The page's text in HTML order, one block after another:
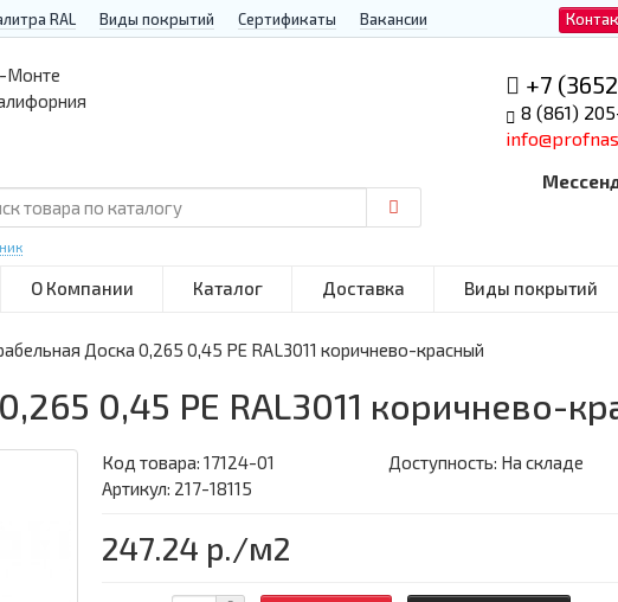
RAL Виды покрытий Сертификаты Вакансии
+7
8 (861)
Монте
О Компании Каталог Доставка Виды покрытий
Доска 0,265 0,45 PE RAL3011 коричнево-красный
0,45 PE RAL3011 коричнево-
Код товара:17124-01
Доступность: На складе
Артикул: 217-18115
247.24 р./м2